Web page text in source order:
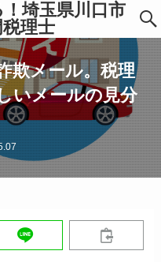
埼玉県川口市
理士
欺メール。税理
いメールの見分